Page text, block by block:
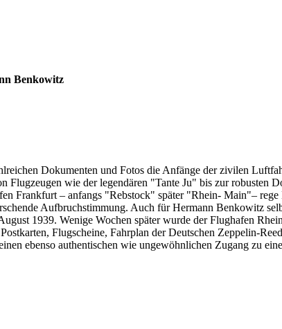
Benkowitz
Dokumenten und Fotos die Anfänge der zivilen
wie der legendären "Tante Ju" bis zur robusten
Frankfurt – anfangs "Rebstock" später "Rhein- Main"–
Aufbruchstimmung. Auch für Hermann Benkowitz
1939. Wenige Wochen später wurde der Flughafen
Flugscheine, Fahrplan der Deutschen Zeppelin-
ebenso authentischen wie ungewöhnlichen Zugang zu